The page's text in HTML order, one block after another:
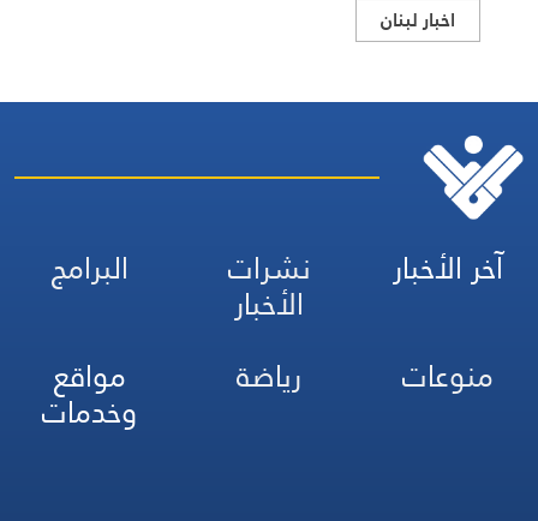
اخبار لبنان
آخر الأخبار نشرات
الأخبار
البرامج
منوعات
رياضة مواقع
وخدمات